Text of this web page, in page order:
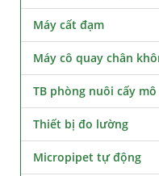
Máy cất đạm
Máy cô quay chân
TB phòng nuôi cấy mô
Thiết bị đo lường
Micropipet tự động